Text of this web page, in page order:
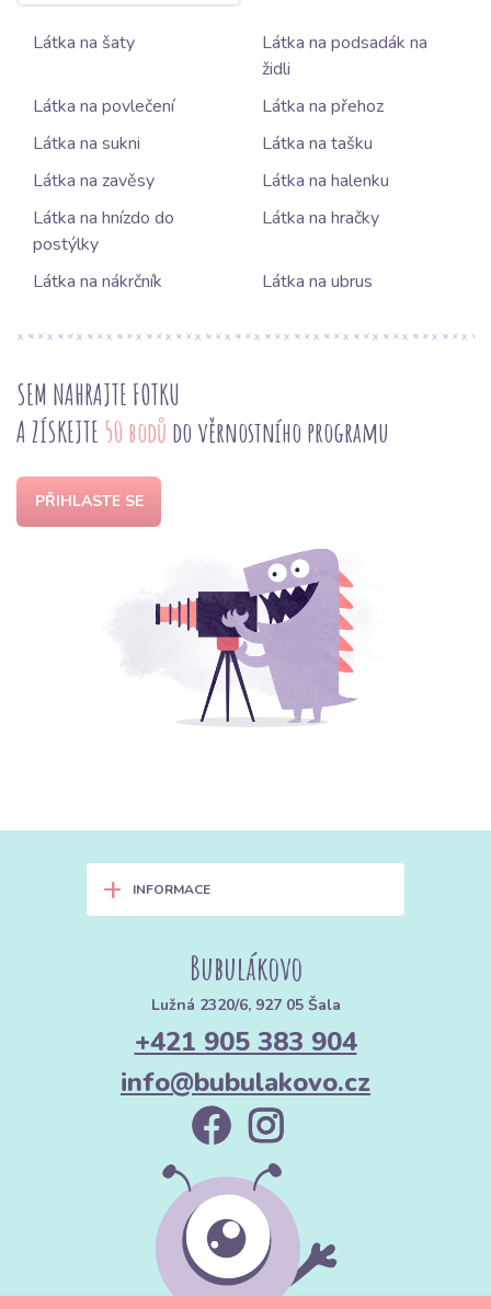
Látka na šaty
Látka na podsadák na
židli
Látka na povlečení
Látka na přehoz
Látka na sukni
Látka na tašku
Látka na zavěsy
Látka na halenku
Látka na hnízdo do
postýlky
Látka na hračky
Látka na nákrčník Látka na ubrus
SEM NAHRAJTE FOTKU
A ZÍSKEJTE 50 bodů do věrnostního programu
PŘIHLASTE SE
+ INFORMACE
Bubulákovo
Lužná 2320/6, 927 05 Šala
+421 905 383 904
info@bubulakovo.cz